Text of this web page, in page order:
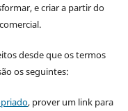
e criar a partir do
desde que os termos
os seguintes:
, prover um link para